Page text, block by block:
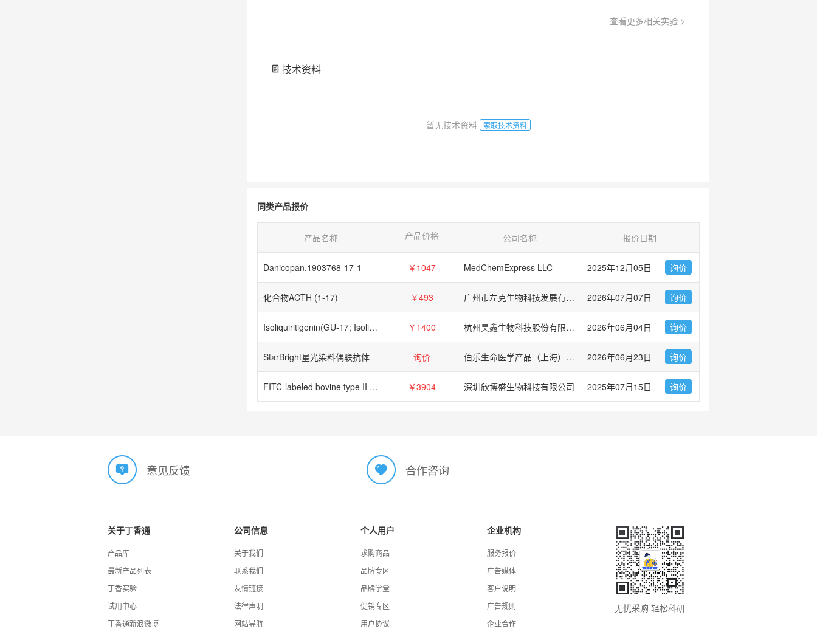
查看更多相关实验 >
技术资料
暂无技术资料 索取技术资料
同类产品报价
产品名称 产品价格 公司名称 报价日期
Danicopan,1903768-17-1 ￥1047 MedChemExpress LLC 2025年12月05日 询价
化合物ACTH (1-17) ￥493 广州市左克生物科技发展有限公司 2026年07月07日 询价
Isoliquiritigenin(GU-17; Isoliquiritigen)是天然异黄酮类化合物。 ￥1400 杭州昊鑫生物科技股份有限公司 2026年06月04日 询价
StarBright星光染料偶联抗体 询价 伯乐生命医学产品（上海）有限公司 Bio-Rad Laboratories 2026年06月23日 询价
FITC-labeled bovine type II collagen substrate, 10 mg ￥3904 深圳欣博盛生物科技有限公司 2025年07月15日 询价
意见反馈 合作咨询
关于丁香通
产品库
最新产品列表
丁香实验
试用中心
丁香通新浪微博
公司信息
关于我们
联系我们
友情链接
法律声明
网站导航
个人用户
求购商品
品牌专区
品牌学堂
促销专区
用户协议
企业机构
服务报价
广告媒体
客户说明
广告规则
企业合作
无忧采购 轻松科研